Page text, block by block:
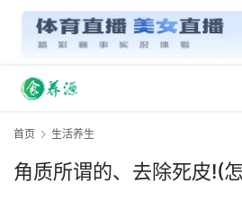
首页 生活养生
角质所谓的、去除死皮!(